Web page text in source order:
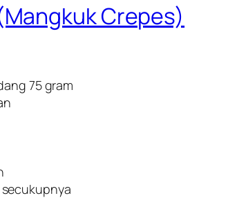
Crepes)
75 gram
secukupnya